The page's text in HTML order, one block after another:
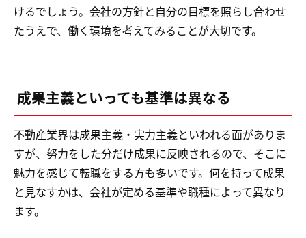
けるでしょう。会社の方針と自分の目標を照らし合わせ
たうえで、働く環境を考えてみることが大切です。
成果主義といっても基準は異なる
不動産業界は成果主義・実力主義といわれる面がありま
すが、努力をした分だけ成果に反映されるので、そこに
魅力を感じて転職をする方も多いです。何を持って成果
と見なすかは、会社が定める基準や職種によって異なり
ます。